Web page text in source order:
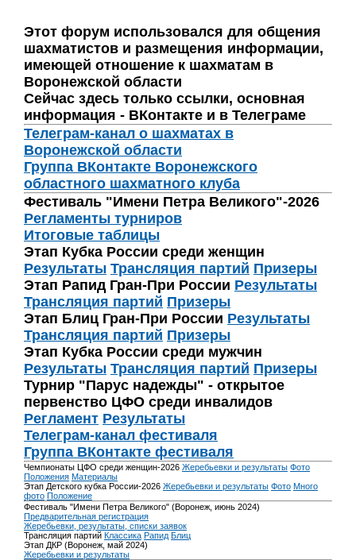
Этот форум использовался для общения
шахматистов и размещения информации,
имеющей отношение к шахматам в
Воронежской области
Сейчас здесь только ссылки, основная
информация - ВКонтакте и в Телеграме
Телеграм-канал о шахматах в
Воронежской области
Группа ВКонтакте Воронежского
областного шахматного клуба
Фестиваль "Имени Петра Великого"-2026
Регламенты турниров
Итоговые таблицы
Этап Кубка России среди женщин
Результаты Трансляция партий Призеры
Этап Рапид Гран-При России Результаты
Трансляция партий Призеры
Этап Блиц Гран-При России Результаты
Трансляция партий Призеры
Этап Кубка России среди мужчин
Результаты Трансляция партий Призеры
Турнир "Парус надежды" - открытое
первенство ЦФО среди инвалидов
Регламент Результаты
Телеграм-канал фестиваля
Группа ВКонтакте фестиваля
Чемпионаты ЦФО среди женщин-2026 Жеребьевки и результаты Фото
Положения Материалы
Этап Детского кубка России-2026 Жеребьевки и результаты Фото Много
фото Положение
Фестиваль "Имени Петра Великого" (Воронеж, июнь 2024)
Предварительная регистрация
Жеребьевки, результаты, списки заявок
Трансляция партий Классика Рапид Блиц
Этап ДКР (Воронеж, май 2024)
Жеребьевки и результаты